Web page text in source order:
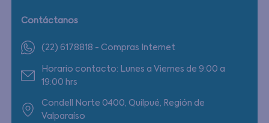
Contáctanos
(22) 6178818 - Compras Internet
Horario contacto: Lunes a Viernes de 9:00 a
19:00 hrs
Condell Norte 0400, Quilpué, Región de
Valparaíso